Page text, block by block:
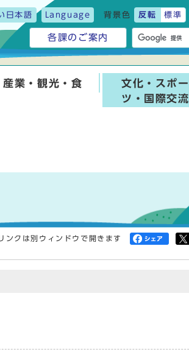
日本語 Language 背景色 反転 標準
各課のご案内
産業・観光・食
文化・スポー
ツ・国際交流
ンクは別ウィンドウで開きます